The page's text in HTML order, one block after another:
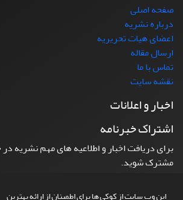
این وب سایت از کوکی ها برای اطمینان از ارائه بهترین
صفحه اصلی
درباره نشریه
اعضای هیات تحریریه
ارسال مقاله
تماس با ما
نقشه سایت
اخبار و اعلانات
اشتراک خبرنامه
برای دریافت اخبار و اطلاعیه های مهم نشریه
مشترک شوید.